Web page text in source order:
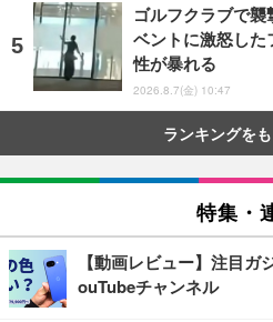
ゴルフクラブで
ベントに激怒し
性が暴れる
2026.8.7(金) 10:47
ランキングを
特集・
【動画レビュー】注目
ouTubeチャンネル